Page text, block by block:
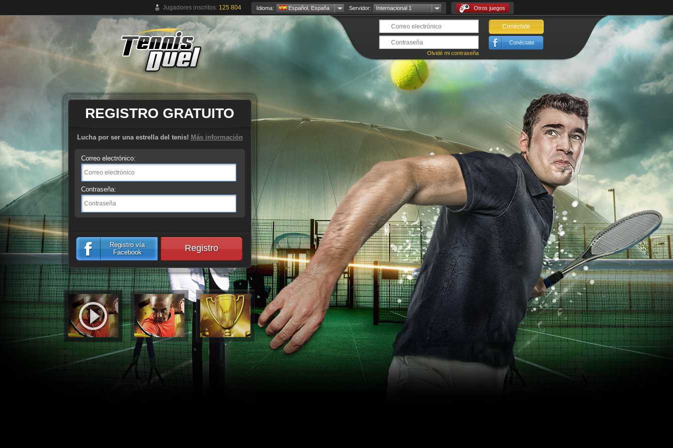
Jugadores inscritos: 125 804 Idioma: Español, España Servidor: Internacional 1 Otros juegos
Olvidé mi contraseña
Conéctate
Conéctate
REGISTRO GRATUITO
Lucha por ser una estrella del tenis! Más información
Correo electrónico:
Contraseña:
Registro vía
Facebook
Registro